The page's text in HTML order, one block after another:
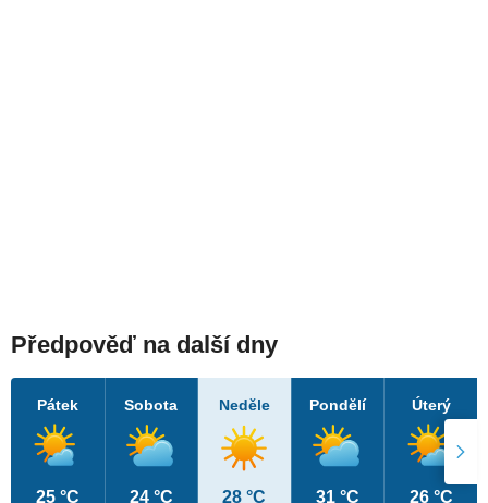
Předpověď na další dny
Pátek
25 °C
Sobota
24 °C
Neděle
28 °C
Pondělí
31 °C
Úterý
26 °C